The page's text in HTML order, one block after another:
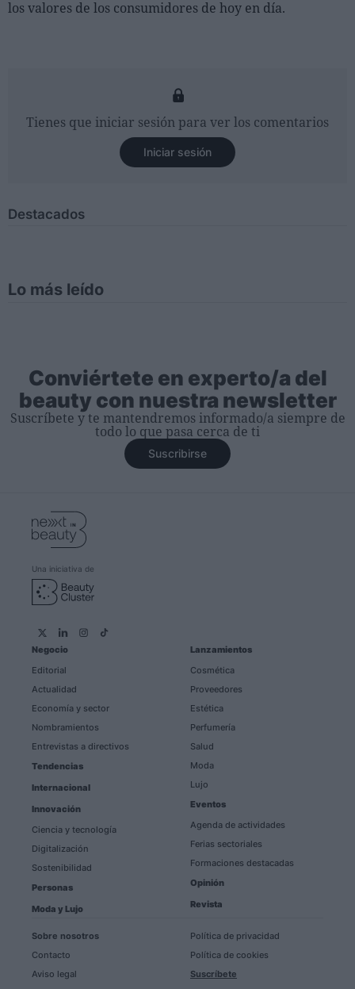
los valores de los consumidores de hoy en día.
Tienes que iniciar sesión para ver los comentarios
Iniciar sesión
Destacados
Lo más leído
Conviértete en experto/a del
beauty con nuestra newsletter
Suscríbete y te mantendremos informado/a siempre de
todo lo que pasa cerca de ti
Suscribirse
Una iniciativa de
Negocio
Editorial
Actualidad
Economía y sector
Nombramientos
Entrevistas a directivos
Tendencias
Internacional
Innovación
Ciencia y tecnología
Digitalización
Sostenibilidad
Personas
Moda y Lujo
Lanzamientos
Cosmética
Proveedores
Estética
Perfumería
Salud
Moda
Lujo
Eventos
Agenda de actividades
Ferias sectoriales
Formaciones destacadas
Opinión
Revista
Sobre nosotros
Contacto
Aviso legal
Política de privacidad
Política de cookies
Suscríbete